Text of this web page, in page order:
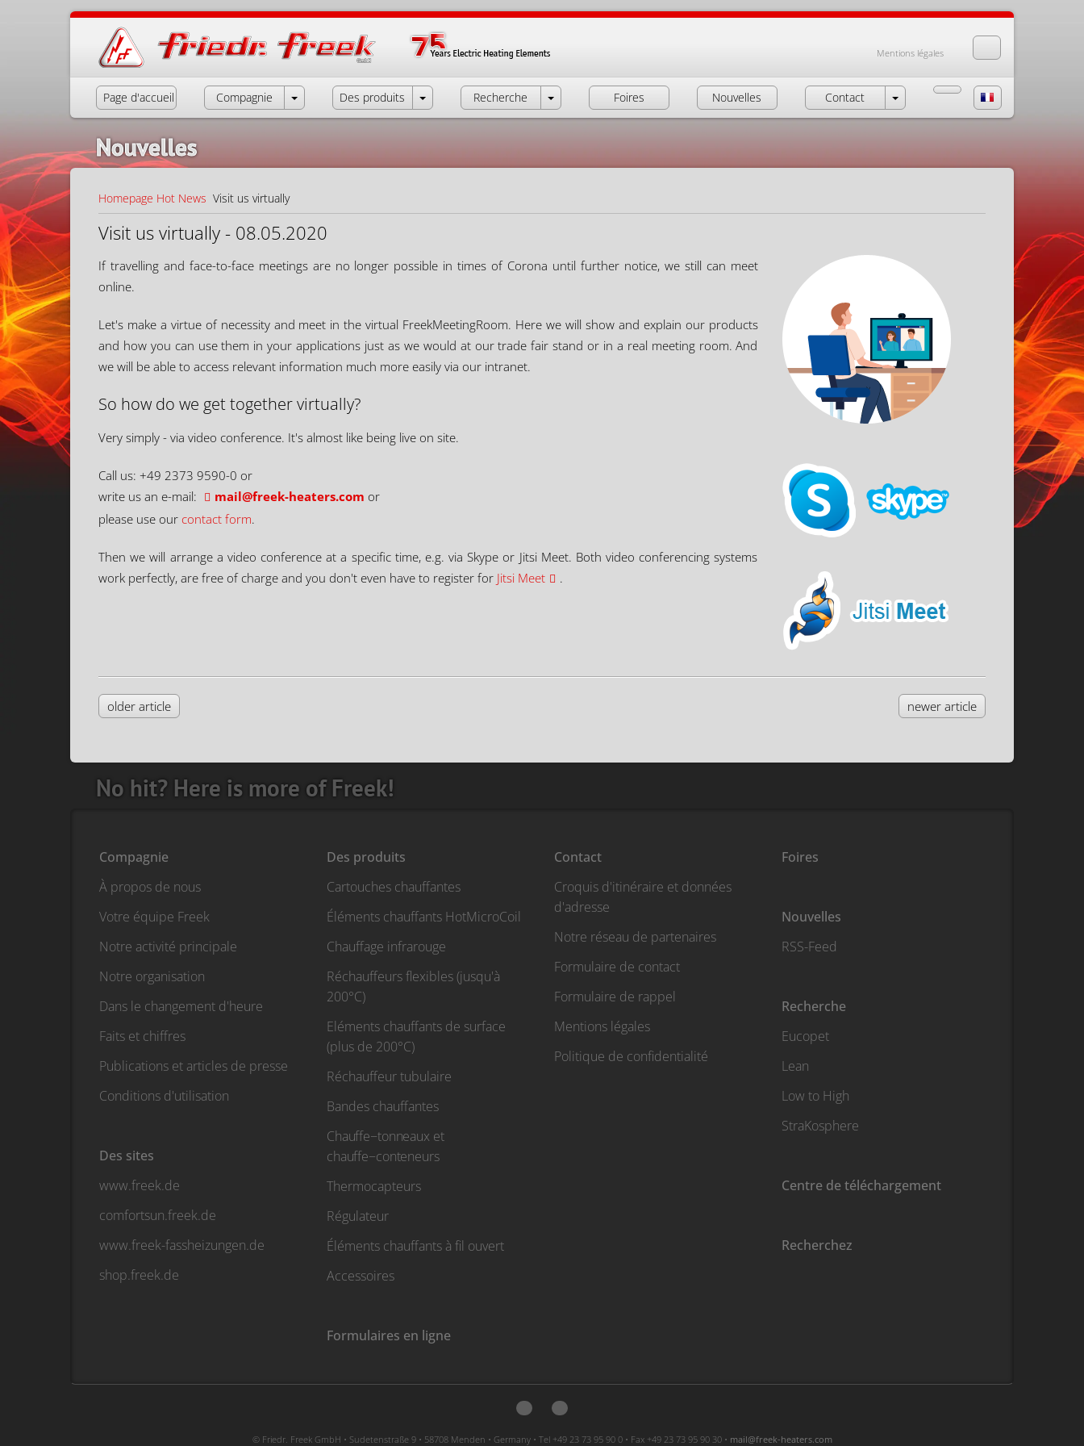
Mentions légales
Page d'accueil Compagnie Des produits Recherche Foires Nouvelles Contact
Nouvelles
Homepage Hot News Visit us virtually
Visit us virtually - 08.05.2020
If travelling and face-to-face meetings are no longer possible in times of Corona until further notice, we still can meet
online.
Let's make a virtue of necessity and meet in the virtual FreekMeetingRoom. Here we will show and explain our products
and how you can use them in your applications just as we would at our trade fair stand or in a real meeting room. And
we will be able to access relevant information much more easily via our intranet.
So how do we get together virtually?
Very simply - via video conference. It's almost like being live on site.
Call us: +49 2373 9590-0 or
write us an e-mail:
moc.sretaeh-keerf@liam or
please use our contact form.
Then we will arrange a video conference at a specific time, e.g. via Skype or Jitsi Meet. Both video conferencing systems
work perfectly, are free of charge and you don't even have to register for Jitsi Meet .
older article newer article
No hit? Here is more of Freek!
Compagnie
À propos de nous
Votre équipe Freek
Notre activité principale
Notre organisation
Dans le changement d'heure
Faits et chiffres
Publications et articles de presse
Conditions d'utilisation
Des sites
www.freek.de
comfortsun.freek.de
www.freek-fassheizungen.de
shop.freek.de
Des produits
Cartouches chauffantes
Éléments chauffants HotMicroCoil
Chauffage infrarouge
Réchauffeurs flexibles (jusqu'à
200°C)
Eléments chauffants de surface
(plus de 200°C)
Réchauffeur tubulaire
Bandes chauffantes
Chauffe−tonneaux et
chauffe−conteneurs
Thermocapteurs
Régulateur
Éléments chauffants à fil ouvert
Accessoires
Formulaires en ligne
Contact
Croquis d'itinéraire et données
d'adresse
Notre réseau de partenaires
Formulaire de contact
Formulaire de rappel
Mentions légales
Politique de confidentialité
Foires
Nouvelles
RSS-Feed
Recherche
Eucopet
Lean
Low to High
StraKosphere
Centre de téléchargement
Recherchez
© Friedr. Freek GmbH • Sudetenstraße 9 • 58708 Menden • Germany • Tel +49 23 73 95 90 0 • Fax +49 23 73 95 90 30 • moc.sretaeh-keerf@liam